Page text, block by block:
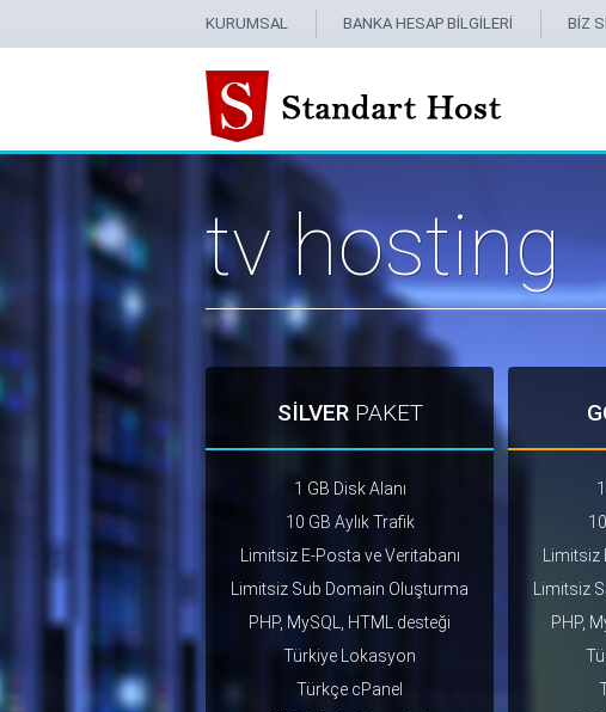
KURUMSAL BANKA HESAP BİLGİLERİ BİZ
tv hosting
SİLVERPAKET
1 GB Disk Alanı
10 GB Aylık Trafik
Limitsiz E-Posta ve Veritabanı
Limitsiz Sub Domain Oluşturma
PHP, MySQL, HTML desteği
Türkiye Lokasyon
Türkçe cPanel
Limitsiz
PHP,